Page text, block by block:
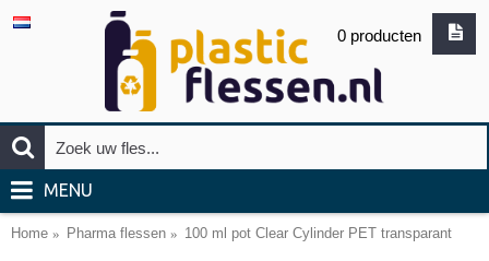
0 producten
MENU
Home Pharma flessen 100 ml pot Clear Cylinder PET transparant